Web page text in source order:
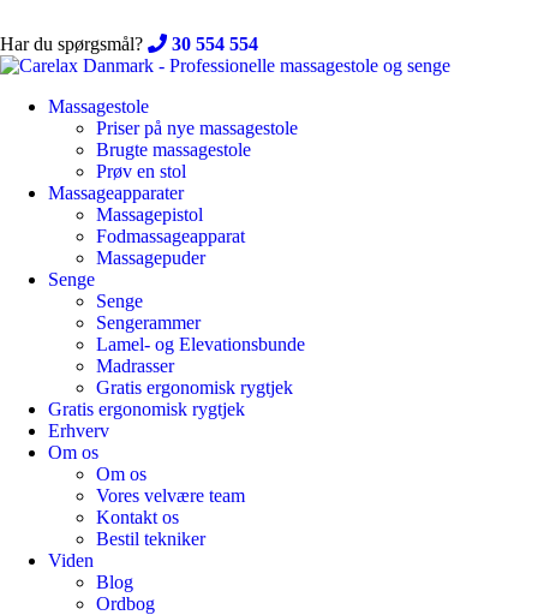
content
Har du spørgsmål? 30 554 554
Massagestole
Priser på nye massagestole
Brugte massagestole
Prøv en stol
Massageapparater
Massagepistol
Fodmassageapparat
Massagepuder
Senge
Senge
Sengerammer
Lamel- og Elevationsbunde
Madrasser
Gratis ergonomisk rygtjek
Gratis ergonomisk rygtjek
Erhverv
Om os
Om os
Vores velvære team
Kontakt os
Bestil tekniker
Viden
Blog
Ordbog